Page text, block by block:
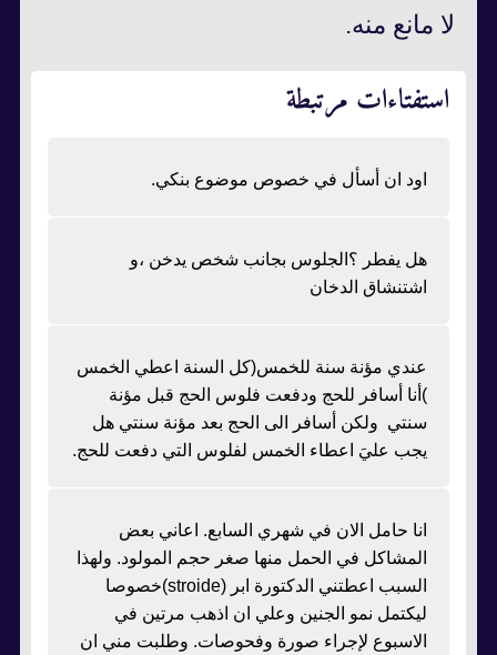
لا مانع منه.
استفتاءات مرتبطة
اود ان أسأل في خصوص موضوع بنكي.
هل يفطر ؟الجلوس بجانب شخص يدخن ،و
اشتنشاق الدخان
عندي مؤنة سنة للخمس(كل السنة اعطي الخمس
)أنا أسافر للحج ودفعت فلوس الحج قبل مؤنة
سنتي ولكن أسافر الى الحج بعد مؤنة سنتي هل
يجب عليَ اعطاء الخمس لفلوس التي دفعت للحج.
انا حامل الان في شهري السابع. اعاني بعض
المشاكل في الحمل منها صغر حجم المولود. ولهذا
السبب اعطتني الدكتورة ابر (stroide)خصوصا
ليكتمل نمو الجنين وعلي ان اذهب مرتين في
الاسبوع لإجراء صورة وفحوصات. وطلبت مني ان